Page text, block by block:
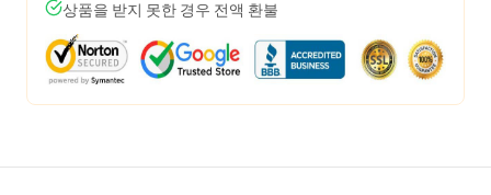
상품을 받지 못한 경우 전액 환불